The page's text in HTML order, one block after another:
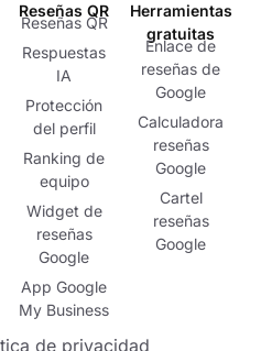
Reseñas QR
Reseñas QR
Respuestas
IA
Protección
del perfil
Ranking de
equipo
Widget de
reseñas
Google
App Google
My Business
Herramientas
gratuitas
Enlace de
reseñas de
Google
Calculadora
reseñas
Google
Cartel
reseñas
Google
de privacidad